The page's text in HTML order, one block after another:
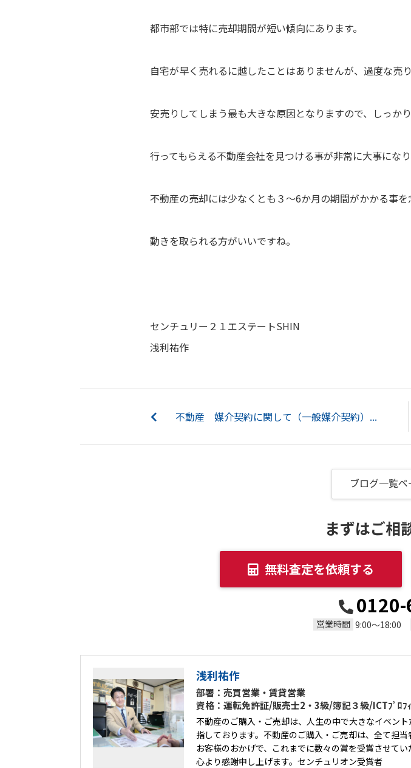
都市部では特に売却期間が短い傾向にあります。
自宅が早く売れるに越したことはありませんが、過度な売り
安売りしてしまう最も大きな原因となりますので、しっか
行ってもらえる不動産会社を見つける事が非常に大事になり
不動産の売却には少なくとも３～6か月の期間がかかる事を
動きを取られる方がいいですね。
センチュリー２１エステートSHIN
浅利祐作
不動産 媒介契約に関して（一般媒介契約）...
ブログ一覧
まずはご相
無料査定を依頼する
営業時間 9:00～18:00
浅利祐作
部署：売買営業・賃貸営業
資格：運転免許証/販売士2・3級/簿記３級/ICTﾌﾟﾛ
不動産のご購入・ご売却は、人生の中で大きなイベン
指しております。不動産のご購入・ご売却は、全て担
お客様のおかげで、これまでに数々の賞を受賞させてい
心より感謝申し上げます。センチュリオン受賞者